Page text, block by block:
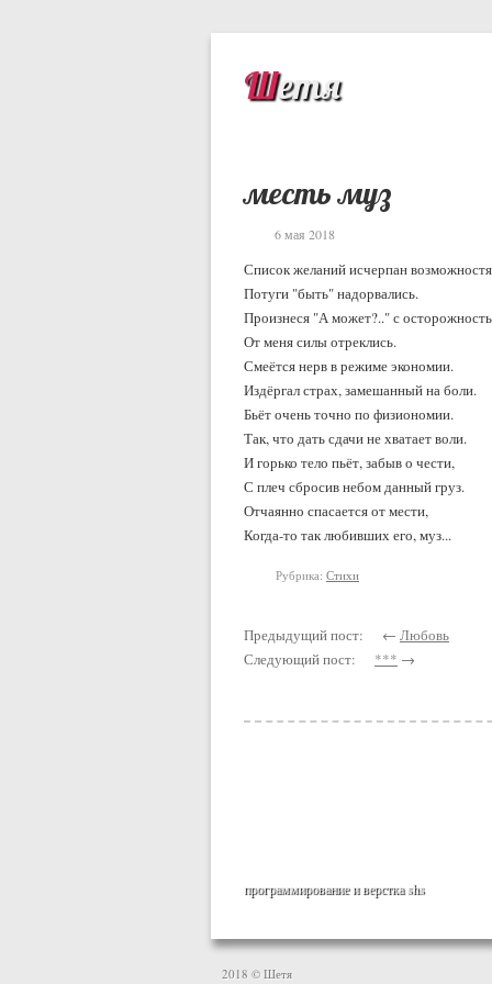
Шетя
месть муз
6 мая 2018
Список желаний исчерпан
Потуги "быть" надорвались.
Произнеся "А может?.." с
От меня силы отреклись.
Смеётся нерв в режиме экономии.
Издёргал страх, замешанный на боли.
Бьёт очень точно по физиономии.
Так, что дать сдачи не хватает воли.
И горько тело пьёт, забыв о чести,
С плеч сбросив небом данный груз.
Отчаянно спасается от мести,
Когда-то так любивших его, муз...
Рубрика: Стихи
Предыдущий пост: ← Любовь
Следующий пост: *** →
программирование и версткаshs
2018 © Шетя